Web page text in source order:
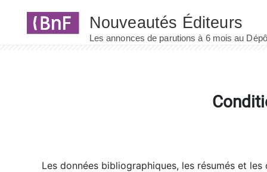
Les données bibliographiques, les résumés et